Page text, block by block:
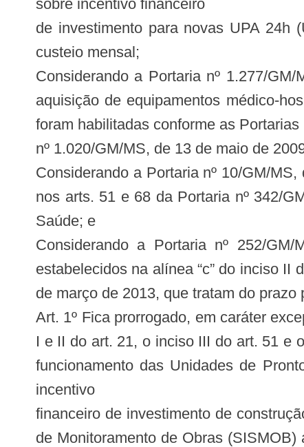
sobre incentivo financeiro
de investimento para novas UPA 24h
custeio mensal;
Considerando a Portaria nº 1.277/
aquisição de equipamentos médico-
foram habilitadas conforme as
nº 1.020/GM/MS, de 13 de maio de
Considerando a Portaria nº 10/GM/
nos arts. 51 e 68 da Portaria nº 342/
Saúde; e
Considerando a Portaria nº 252/
estabelecidos na alínea “c” do inciso
de março de 2013, que tratam do
Art. 1º Fica prorrogado, em caráter
I e II do art. 21, o inciso III do art. 51 e
funcionamento das Unidades de
incentivo
financeiro de investimento de
de Monitoramento de Obras